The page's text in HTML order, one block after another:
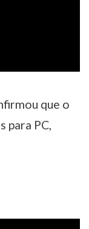
que o
para PC,